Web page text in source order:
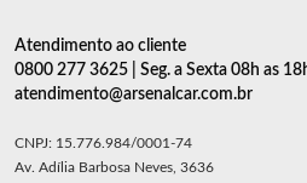
Atendimento ao cliente
0800 277 3625 | Seg. a Sexta 08h as
atendimento@arsenalcar.com.br
CNPJ: 15.776.984/0001-74
Av. Adília Barbosa Neves, 3636